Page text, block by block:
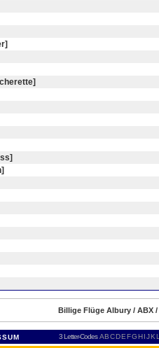
Billige Flüge Albury / ABX
3 Letter-Codes ABCDEFGH IJKL